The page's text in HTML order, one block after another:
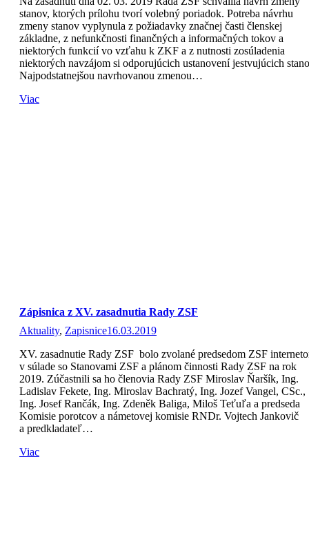
stanov, ktorých prílohu tvorí volebný poriadok. Potreba návrhu
zmeny stanov vyplynula z požiadavky značnej časti členskej
základne, z nefunkčnosti finančných a informačných tokov a
niektorých funkcií vo vzťahu k ZKF a z nutnosti zosúladenia
niektorých navzájom si odporujúcich ustanovení jestvujúcich
Najpodstatnejšou navrhovanou zmenou…
Viac
Zápisnica z XV. zasadnutia Rady ZSF
Aktuality, Zapisnice16.03.2019
XV. zasadnutie Rady ZSF bolo zvolané predsedom ZSF
v súlade so Stanovami ZSF a plánom činnosti Rady ZSF na rok
2019. Zúčastnili sa ho členovia Rady ZSF Miroslav Ňaršík, Ing.
Ladislav Fekete, Ing. Miroslav Bachratý, Ing. Jozef Vangel, CSc.,
Ing. Josef Rančák, Ing. Zdeněk Baliga, Miloš Teťuľa a predseda
Komisie porotcov a námetovej komisie RNDr. Vojtech Jankovič
a predkladateľ…
Viac